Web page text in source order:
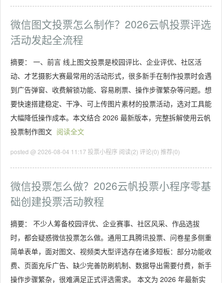
微信图文投票怎么制作？2026云帆投票评选
活动发起全流程
摘要： 一、前言 线上图文投票是校园评比、企业评优、社区活
动、才艺摄影大赛最常用的活动形式，很多新手在制作投票时会遇
到广告弹窗、收费解锁功能、容易刷票、操作步骤繁杂等问题。想
要快速搭建稳定、干净、可上传图片素材的投票活动，选对工具能
大幅降低操作成本。本文结合 2026 最新版本，完整拆解使用云帆
投票制作图文 阅读全文
posted @ 2026-08-04 11:17 投票小程序 阅读(2) 评论(0) 推荐(0)
微信投票怎么做？2026云帆投票小程序零基
础创建投票活动教程
摘要： 不少人筹备校园评优、企业赛事、社区风采、作品选拔
时，都会疑惑微信投票怎么做。通用工具腾讯投票、问卷星多侧重
简单表单，面对图文、视频类大型评选存在诸多短板：部分功能收
费、页面充斥广告、缺少完善防刷机制、数据导出需要付费，新手
操作步骤繁杂，很难满足正式评选需求。 本文为 2026 年最新实